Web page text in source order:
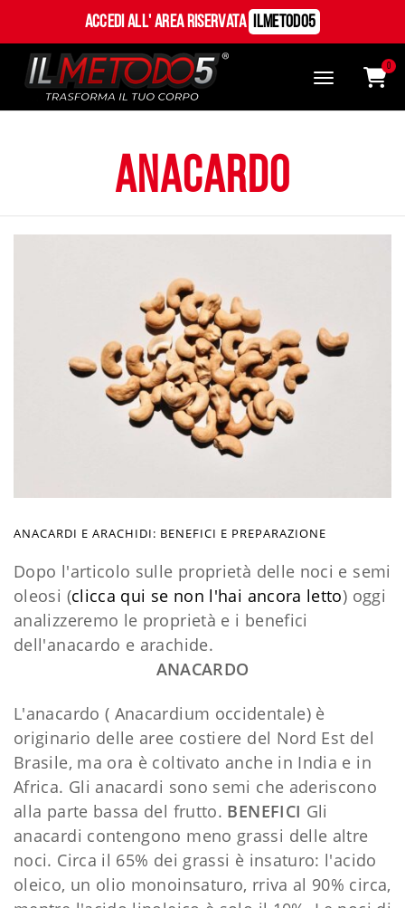
Accedi all' Area Riservata ILMetodo5
0
anacardo
ANACARDI E ARACHIDI: BENEFICI E PREPARAZIONE
Dopo l'articolo sulle proprietà delle noci e semi
oleosi (clicca qui se non l'hai ancora letto) oggi
analizzeremo le proprietà e i benefici
dell'anacardo e arachide.
ANACARDO
L'anacardo ( Anacardium occidentale) è
originario delle aree costiere del Nord Est del
Brasile, ma ora è coltivato anche in India e in
Africa. Gli anacardi sono semi che aderiscono
alla parte bassa del frutto. BENEFICI Gli
anacardi contengono meno grassi delle altre
noci. Circa il 65% dei grassi è insaturo: l'acido
oleico, un olio monoinsaturo, rriva al 90% circa,